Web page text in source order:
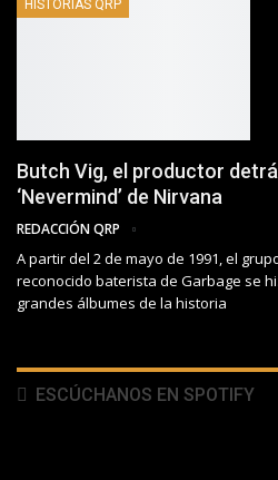
HISTORIAS QRP
Butch Vig, el productor
‘Nevermind’ de Nirvana
REDACCIÓN QRP
A partir del 2 de mayo de 1991, el
reconocido baterista de Garbage se
grandes álbumes de la historia
ESCÚCHANOS EN SPOTIFY